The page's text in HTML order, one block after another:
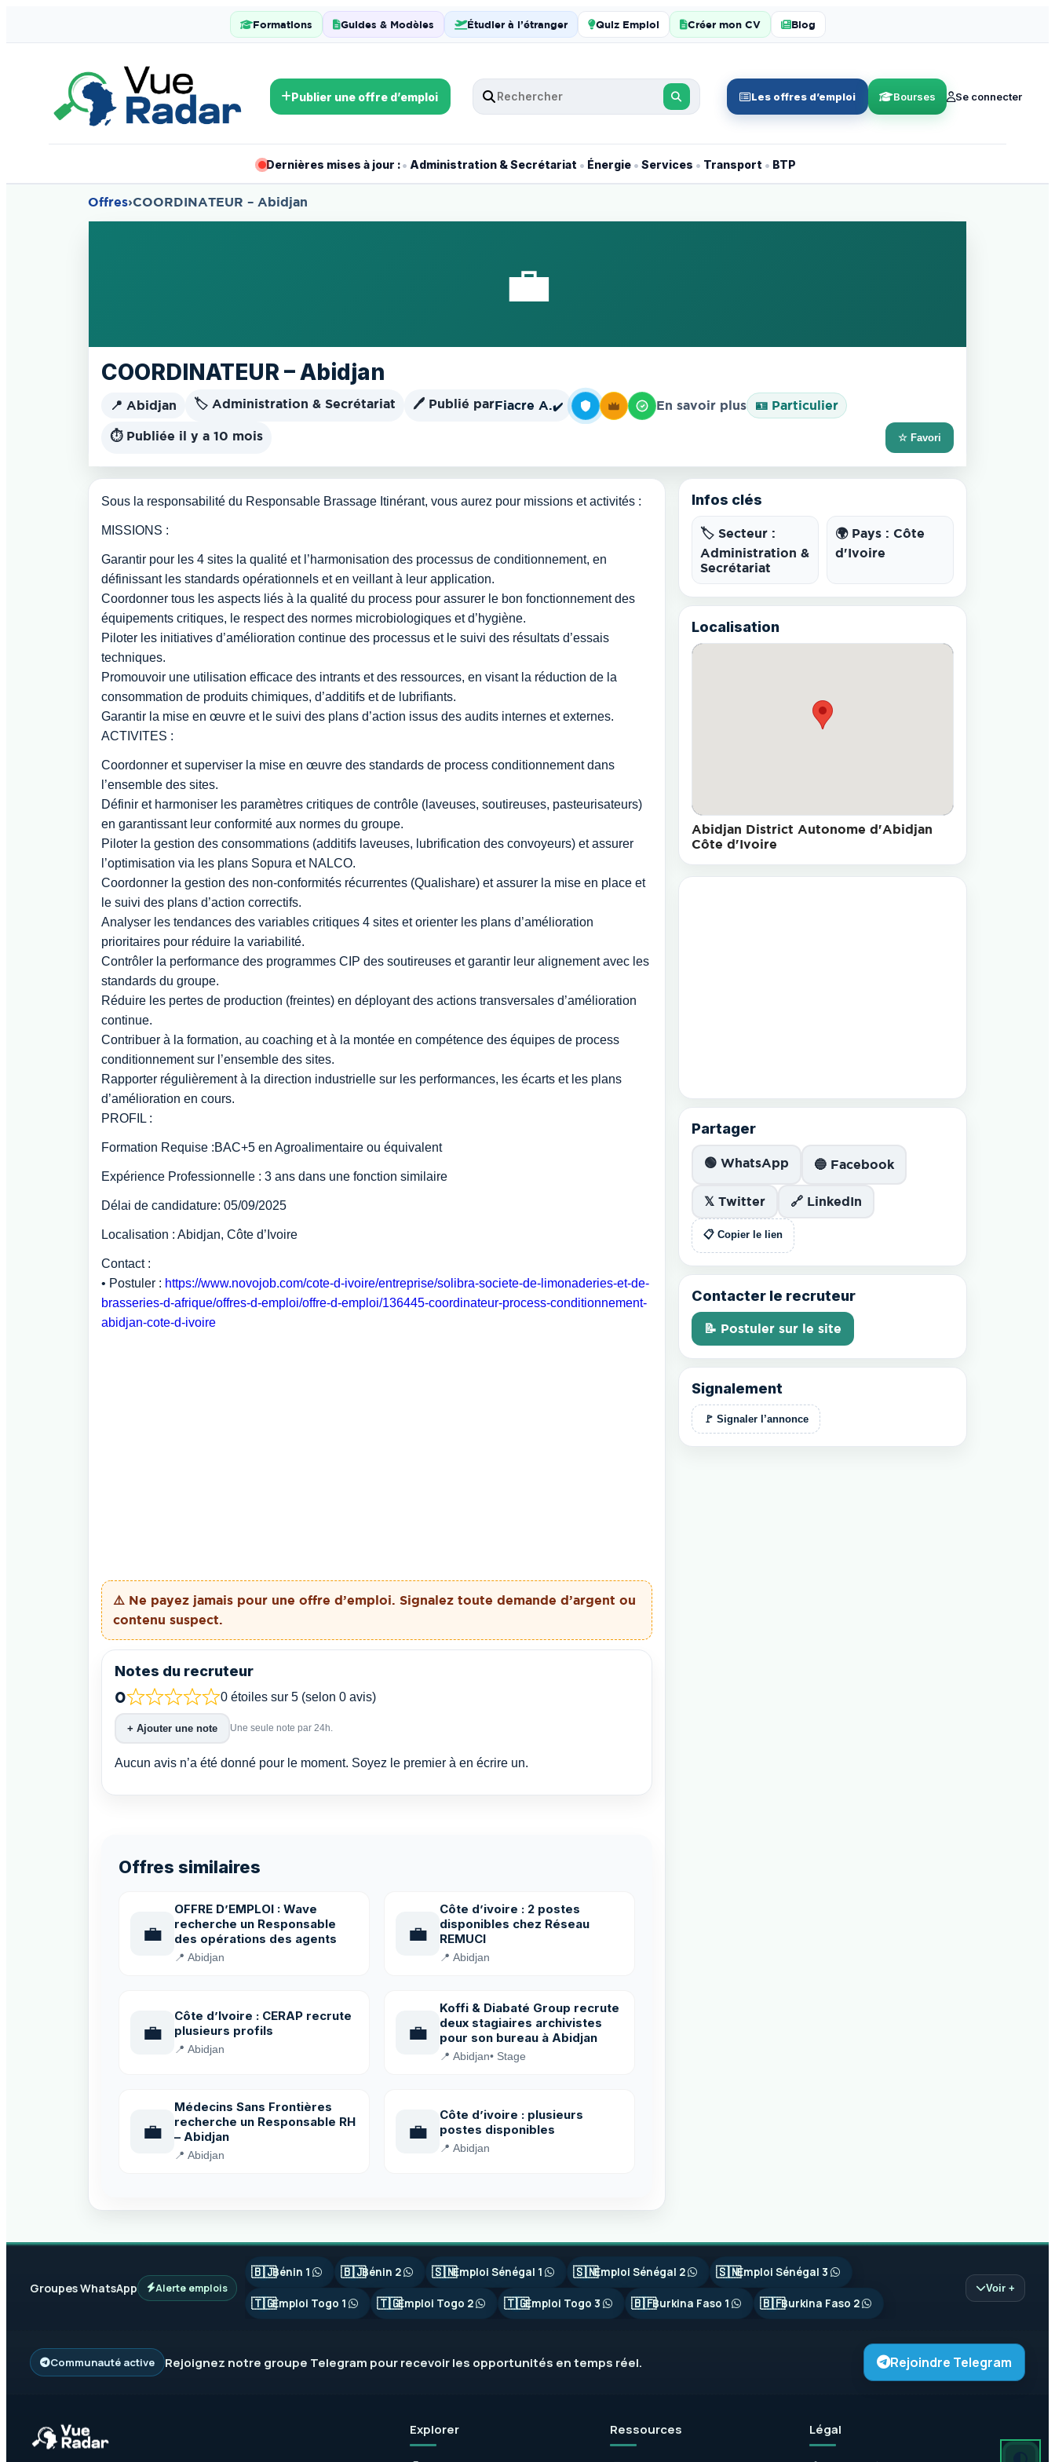
Formations Guides & Modèles Étudier à l’étranger Quiz Emploi Créer mon CV Blog
Publier une offre d’emploi Les offres d’emploi Bourses Se connecter
Dernières mises à jour :• Administration & Secrétariat • Énergie • Services • Transport • BTP
Offres›COORDINATEUR – Abidjan
💼
COORDINATEUR – Abidjan
📍 Abidjan 🏷️ Administration & Secrétariat 🖊️ Publié parFiacre A.✔️ En savoir plus 🪪 Particulier
⏱️ Publiée il y a 10 mois ☆ Favori
Sous la responsabilité du Responsable Brassage Itinérant, vous aurez pour missions et activités :
MISSIONS :
Garantir pour les 4 sites la qualité et l’harmonisation des processus de conditionnement, en
définissant les standards opérationnels et en veillant à leur application.
Coordonner tous les aspects liés à la qualité du process pour assurer le bon fonctionnement des
équipements critiques, le respect des normes microbiologiques et d’hygiène.
Piloter les initiatives d’amélioration continue des processus et le suivi des résultats d’essais
techniques.
Promouvoir une utilisation efficace des intrants et des ressources, en visant la réduction de la
consommation de produits chimiques, d’additifs et de lubrifiants.
Garantir la mise en œuvre et le suivi des plans d’action issus des audits internes et externes.
ACTIVITES :
Coordonner et superviser la mise en œuvre des standards de process conditionnement dans
l’ensemble des sites.
Définir et harmoniser les paramètres critiques de contrôle (laveuses, soutireuses, pasteurisateurs)
en garantissant leur conformité aux normes du groupe.
Piloter la gestion des consommations (additifs laveuses, lubrification des convoyeurs) et assurer
l’optimisation via les plans Sopura et NALCO.
Coordonner la gestion des non-conformités récurrentes (Qualishare) et assurer la mise en place et
le suivi des plans d’action correctifs.
Analyser les tendances des variables critiques 4 sites et orienter les plans d’amélioration
prioritaires pour réduire la variabilité.
Contrôler la performance des programmes CIP des soutireuses et garantir leur alignement avec les
standards du groupe.
Réduire les pertes de production (freintes) en déployant des actions transversales d’amélioration
continue.
Contribuer à la formation, au coaching et à la montée en compétence des équipes de process
conditionnement sur l’ensemble des sites.
Rapporter régulièrement à la direction industrielle sur les performances, les écarts et les plans
d’amélioration en cours.
PROFIL :
Formation Requise :BAC+5 en Agroalimentaire ou équivalent
Expérience Professionnelle : 3 ans dans une fonction similaire
Délai de candidature: 05/09/2025
Localisation : Abidjan, Côte d’Ivoire
Contact :
• Postuler : https://www.novojob.com/cote-d-ivoire/entreprise/solibra-societe-de-limonaderies-et-de-
brasseries-d-afrique/offres-d-emploi/offre-d-emploi/136445-coordinateur-process-conditionnement-
abidjan-cote-d-ivoire
⚠️ Ne payez jamais pour une offre d’emploi. Signalez toute demande d’argent ou
contenu suspect.
Notes du recruteur
0 0 étoiles sur 5 (selon 0 avis)
+ Ajouter une note Une seule note par 24h.
Aucun avis n’a été donné pour le moment. Soyez le premier à en écrire un.
Offres similaires
💼
OFFRE D’EMPLOI : Wave
recherche un Responsable
des opérations des agents
📍 Abidjan
💼
Côte d’ivoire : 2 postes
disponibles chez Réseau
REMUCI
📍 Abidjan
💼
Côte d’Ivoire : CERAP recrute
plusieurs profils
📍 Abidjan
💼
Koffi & Diabaté Group recrute
deux stagiaires archivistes
pour son bureau à Abidjan
📍 Abidjan• Stage
💼
Médecins Sans Frontières
recherche un Responsable RH
– Abidjan
📍 Abidjan
💼
Côte d’ivoire : plusieurs
postes disponibles
📍 Abidjan
Infos clés
🏷️ Secteur :
Administration &
Secrétariat
🌍 Pays : Côte
d'Ivoire
Localisation
Abidjan District Autonome d'Abidjan
Côte d'Ivoire
Partager
🟢 WhatsApp 🔵 Facebook
𝕏 Twitter 🔗 LinkedIn
📋 Copier le lien
Contacter le recruteur
📝 Postuler sur le site
Signalement
🚩 Signaler l’annonce
Groupes WhatsApp Alerte emplois
🇧🇯Bénin 1 🇧🇯Bénin 2 🇸🇳Emploi Sénégal 1 🇸🇳Emploi Sénégal 2 🇸🇳Emploi Sénégal 3
🇹🇬Emploi Togo 1 🇹🇬Emploi Togo 2 🇹🇬Emploi Togo 3 🇧🇫Burkina Faso 1 🇧🇫Burkina Faso 2
Voir +
Communauté active Rejoignez notre groupe Telegram pour recevoir les opportunités en temps réel. Rejoindre Telegram
Explorer Ressources Légal
Mode
Mode
Mode clair